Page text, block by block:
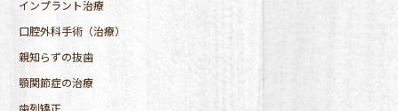
インプラント治療
口腔外科手術（治療）
親知らずの抜歯
顎関節症の治療
歯列矯正